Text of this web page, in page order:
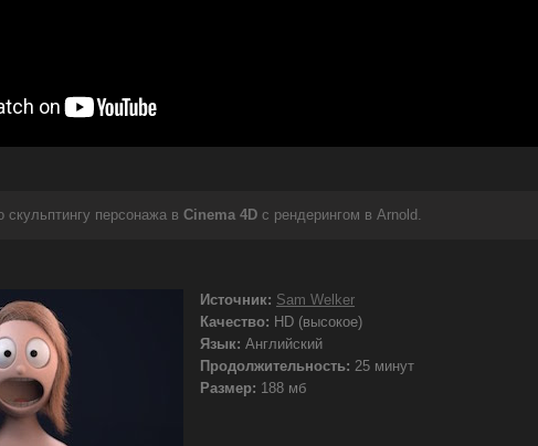
скульптингу персонажа в Cinema 4D с рендерингом в Arnold.
Источник: Sam Welker
Качество: HD (высокое)
Язык: Английский
Продолжительность: 25 минут
Размер: 188 мб